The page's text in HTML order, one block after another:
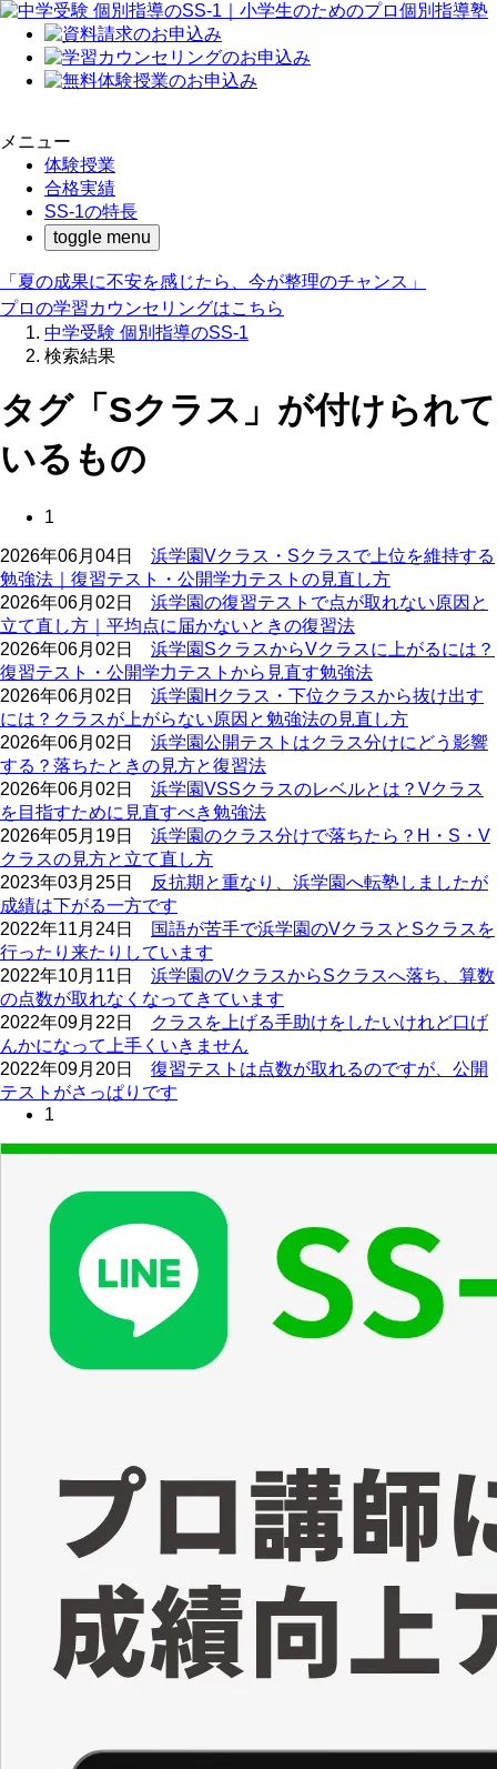
メニュー
体験授業
合格実績
SS-1の特長
toggle menu
「夏の成果に不安を感じたら、今が整理のチャンス」
プロの学習カウンセリングはこちら
中学受験 個別指導のSS-1
検索結果
タグ「Sクラス」が付けられて
いるもの
1
2026年06月04日 浜学園Vクラス・Sクラスで上位を維持する
勉強法｜復習テスト・公開学力テストの見直し方
2026年06月02日 浜学園の復習テストで点が取れない原因と
立て直し方｜平均点に届かないときの復習法
2026年06月02日 浜学園SクラスからVクラスに上がるには？
復習テスト・公開学力テストから見直す勉強法
2026年06月02日 浜学園Hクラス・下位クラスから抜け出す
には？クラスが上がらない原因と勉強法の見直し方
2026年06月02日 浜学園公開テストはクラス分けにどう影響
する？落ちたときの見方と復習法
2026年06月02日 浜学園VSSクラスのレベルとは？Vクラス
を目指すために見直すべき勉強法
2026年05月19日 浜学園のクラス分けで落ちたら？H・S・V
クラスの見方と立て直し方
2023年03月25日 反抗期と重なり、浜学園へ転塾しましたが
成績は下がる一方です
2022年11月24日
国語が苦手で浜学園のVクラスとSクラスを
行ったり来たりしています
2022年10月11日 浜学園のVクラスからSクラスへ落ち、算数
の点数が取れなくなってきています
2022年09月22日
クラスを上げる手助けをしたいけれど口げ
んかになって上手くいきません
2022年09月20日 復習テストは点数が取れるのですが、公開
テストがさっぱりです
1